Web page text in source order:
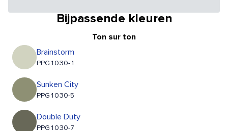
Bijpassende kleuren
Ton sur ton
Brainstorm
PPG1030-1
Sunken City
PPG1030-5
Double Duty
PPG1030-7